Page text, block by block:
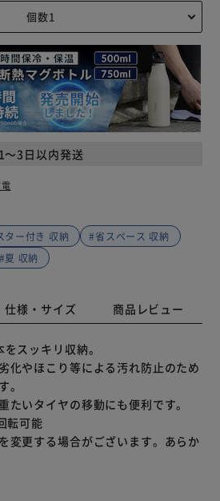
1～3日以内発送
ター付き 収納
#省スペース 収納
#夏 収納
仕様・サイズ 商品レビュー
スッキリ収納。
化やほこり等による汚れ防止のため
。
たいタイヤの移動にも便利です。
転可能
変更する場合がございます。あらか